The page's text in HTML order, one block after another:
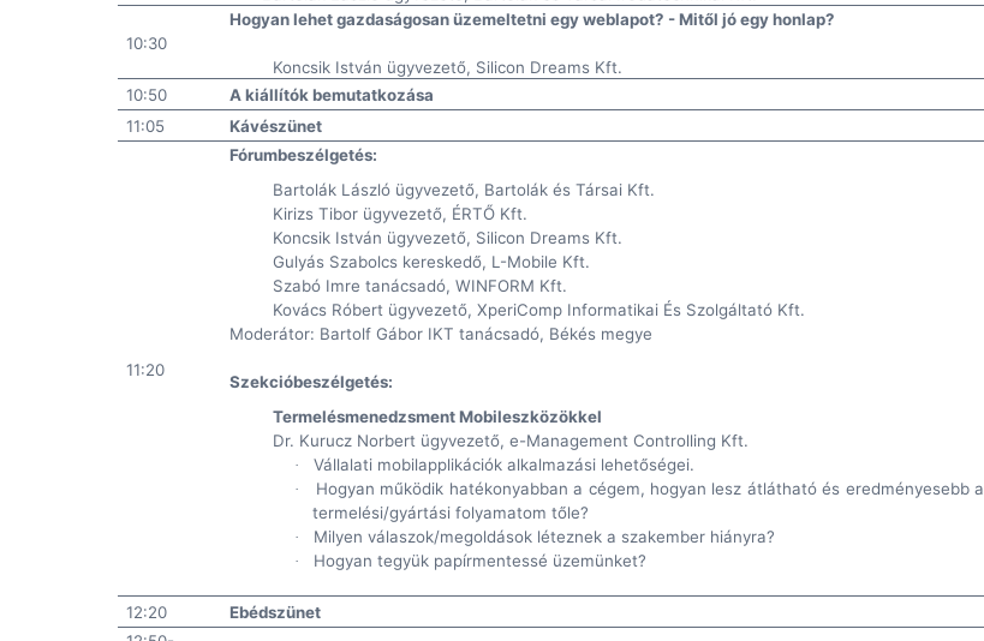
10:30
Hogyan lehet gazdaságosan üzemeltetni egy weblapot? - Mitől jó egy honlap?
Koncsik István ügyvezető, Silicon Dreams Kft.
10:50
A kiállítók bemutatkozása
11:05
Kávészünet
11:20
Fórumbeszélgetés:
Bartolák László ügyvezető, Bartolák és Társai Kft.
Kirizs Tibor ügyvezető, ÉRTŐ Kft.
Koncsik István ügyvezető, Silicon Dreams Kft.
Gulyás Szabolcs kereskedő, L-Mobile Kft.
Szabó Imre tanácsadó, WINFORM Kft.
Kovács Róbert ügyvezető, XperiComp Informatikai És Szolgáltató Kft.
Moderátor: Bartolf Gábor IKT tanácsadó, Békés megye
Szekcióbeszélgetés:
Termelésmenedzsment Mobileszközökkel
Dr. Kurucz Norbert ügyvezető, e-Management Controlling Kft.
· Vállalati mobilapplikációk alkalmazási lehetőségei.
·
Hogyan működik hatékonyabban a cégem, hogyan lesz átlátható és eredményesebb a
termelési/gyártási folyamatom tőle?
· Milyen válaszok/megoldások léteznek a szakember hiányra?
· Hogyan tegyük papírmentessé üzemünket?
12:20
Ebédszünet